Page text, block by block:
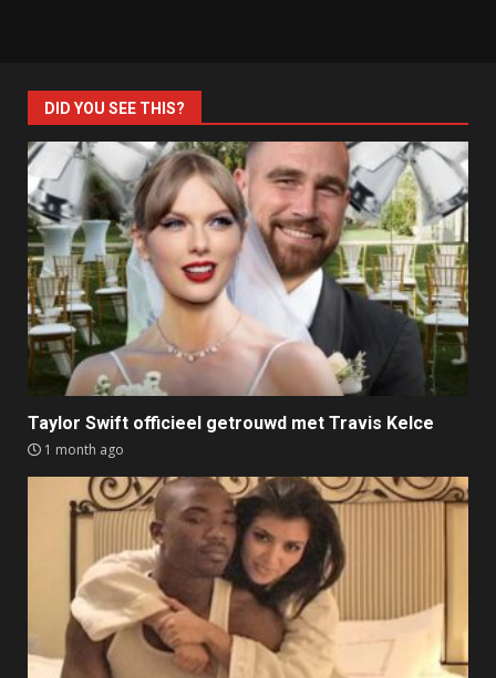
DID YOU SEE THIS?
Taylor Swift officieel getrouwd met Travis Kelce
1 month ago